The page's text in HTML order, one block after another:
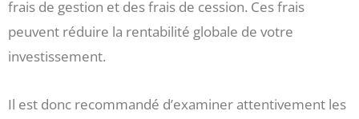
frais de gestion et des frais de cession. Ces frais
peuvent réduire la rentabilité globale de votre
investissement.
Il est donc recommandé d’examiner attentivement les